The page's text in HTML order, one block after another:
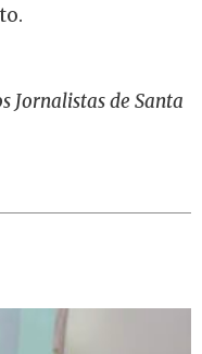
Jornalistas de Santa